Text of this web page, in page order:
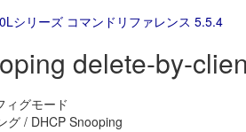
シリーズ コマンドリファレンス 5.5.4
delete-by-
ィグモード
グ / DHCP Snooping